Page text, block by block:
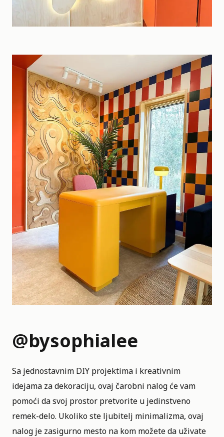
@bysophialee
Sa jednostavnim DIY projektima i kreativnim
idejama za dekoraciju, ovaj čarobni nalog će vam
pomoći da svoj prostor pretvorite u jedinstveno
remek-delo. Ukoliko ste ljubitelj minimalizma, ovaj
nalog je zasigurno mesto na kom možete da uživate